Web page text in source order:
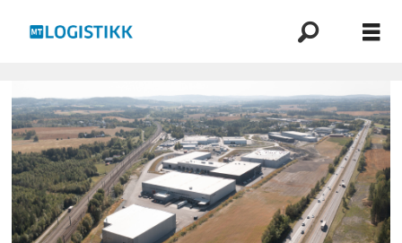
Emne:
bulk
park
lindeberg